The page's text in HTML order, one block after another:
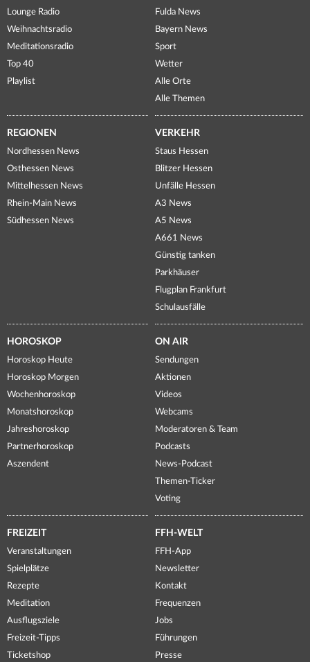
Lounge Radio
Weihnachtsradio
Meditationsradio
Top 40
Playlist
Fulda News
Bayern News
Sport
Wetter
Alle Orte
Alle Themen
REGIONEN
Nordhessen News
Osthessen News
Mittelhessen News
Rhein-Main News
Südhessen News
VERKEHR
Staus Hessen
Blitzer Hessen
Unfälle Hessen
A3 News
A5 News
A661 News
Günstig tanken
Parkhäuser
Flugplan Frankfurt
Schulausfälle
HOROSKOP
Horoskop Heute
Horoskop Morgen
Wochenhoroskop
Monatshoroskop
Jahreshoroskop
Partnerhoroskop
Aszendent
ON AIR
Sendungen
Aktionen
Videos
Webcams
Moderatoren & Team
Podcasts
News-Podcast
Themen-Ticker
Voting
FREIZEIT
Veranstaltungen
Spielplätze
Rezepte
Meditation
Ausflugsziele
Freizeit-Tipps
Ticketshop
FFH-WELT
FFH-App
Newsletter
Kontakt
Frequenzen
Jobs
Führungen
Presse